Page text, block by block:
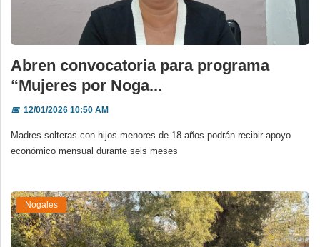
Abren convocatoria para programa
“Mujeres por Noga...
📅12/01/2026 10:50 AM
Madres solteras con hijos menores de 18 años podrán recibir apoyo
económico mensual durante seis meses
Nogales